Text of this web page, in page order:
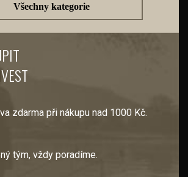
Všechny kategorie
zdarma při nákupu nad 1000 Kč.
tým, vždy poradíme.